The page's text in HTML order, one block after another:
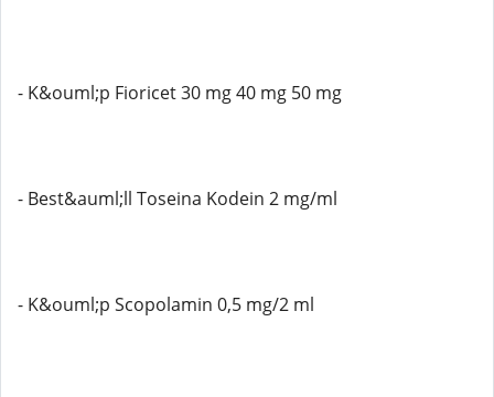
- K&ouml;p Fioricet 30 mg 40 mg 50 mg
- Best&auml;ll Toseina Kodein 2 mg/ml
- K&ouml;p Scopolamin 0,5 mg/2 ml